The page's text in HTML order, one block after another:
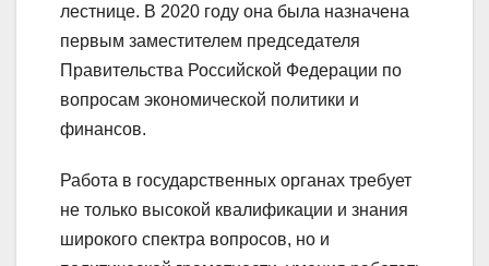
лестнице. В 2020 году она была назначена
первым заместителем председателя
Правительства Российской Федерации по
вопросам экономической политики и
финансов.
Работа в государственных органах требует
не только высокой квалификации и знания
широкого спектра вопросов, но и